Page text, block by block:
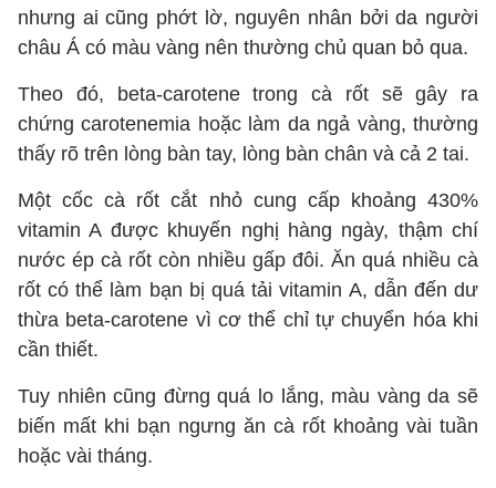
nhưng ai cũng phớt lờ, nguyên nhân bởi da người
châu Á có màu vàng nên thường chủ quan bỏ qua.
Theo đó, beta-carotene trong cà rốt sẽ gây ra
chứng carotenemia hoặc làm da ngả vàng, thường
thấy rõ trên lòng bàn tay, lòng bàn chân và cả 2 tai.
Một cốc cà rốt cắt nhỏ cung cấp khoảng 430%
vitamin A được khuyến nghị hàng ngày, thậm chí
nước ép cà rốt còn nhiều gấp đôi. Ăn quá nhiều cà
rốt có thể làm bạn bị quá tải vitamin A, dẫn đến dư
thừa beta-carotene vì cơ thể chỉ tự chuyển hóa khi
cần thiết.
Tuy nhiên cũng đừng quá lo lắng, màu vàng da sẽ
biến mất khi bạn ngưng ăn cà rốt khoảng vài tuần
hoặc vài tháng.